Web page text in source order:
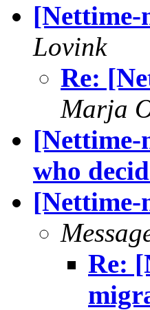
[Nettime-
Lovink
Re:
Marja
who
Re: